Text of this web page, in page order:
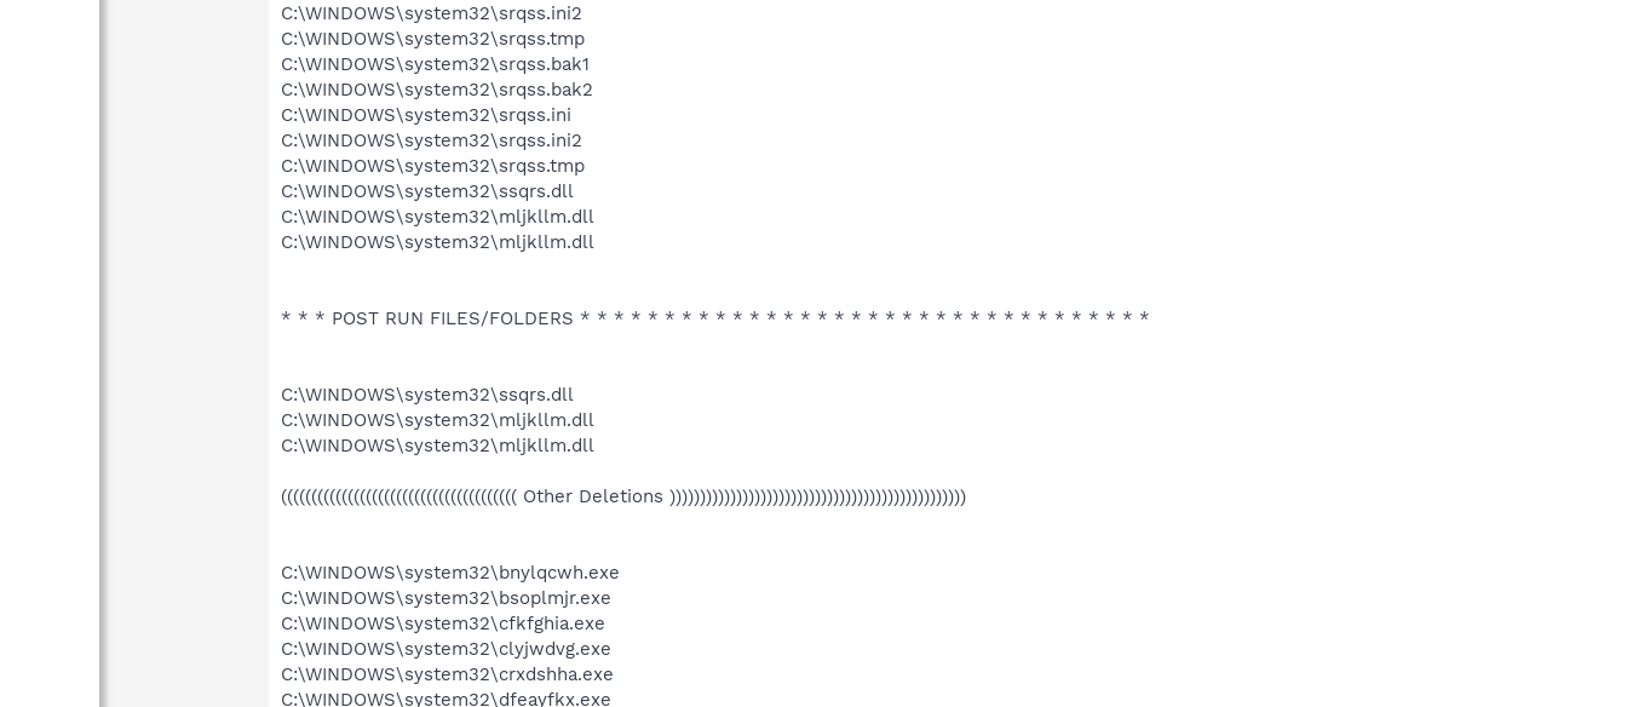
C:\WINDOWS\system32\srqss.ini2
C:\WINDOWS\system32\srqss.tmp
C:\WINDOWS\system32\srqss.bak1
C:\WINDOWS\system32\srqss.bak2
C:\WINDOWS\system32\srqss.ini
C:\WINDOWS\system32\srqss.ini2
C:\WINDOWS\system32\srqss.tmp
C:\WINDOWS\system32\ssqrs.dll
C:\WINDOWS\system32\mljkllm.dll
C:\WINDOWS\system32\mljkllm.dll
* * * POST RUN FILES/FOLDERS * * * * * * * * * * * * * * * * * * * * * * * * * * * * * * * * * *
C:\WINDOWS\system32\ssqrs.dll
C:\WINDOWS\system32\mljkllm.dll
C:\WINDOWS\system32\mljkllm.dll
((((((((((((((((((((((((((((((((((((((( Other Deletions )))))))))))))))))))))))))))))))))))))))))))))))))
C:\WINDOWS\system32\bnylqcwh.exe
C:\WINDOWS\system32\bsoplmjr.exe
C:\WINDOWS\system32\cfkfghia.exe
C:\WINDOWS\system32\clyjwdvg.exe
C:\WINDOWS\system32\crxdshha.exe
C:\WINDOWS\system32\dfeayfkx.exe